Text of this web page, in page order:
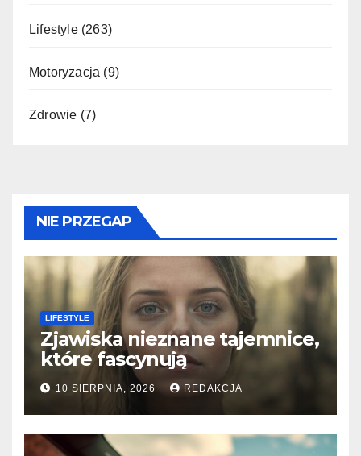
Lifestyle(263)
Motoryzacja (9)
Zdrowie (7)
NIE PRZEGAP
LIFESTYLE
Zjawiska nieznane tajemnice,
które fascynują
10 SIERPNIA, 2026 REDAKCJA